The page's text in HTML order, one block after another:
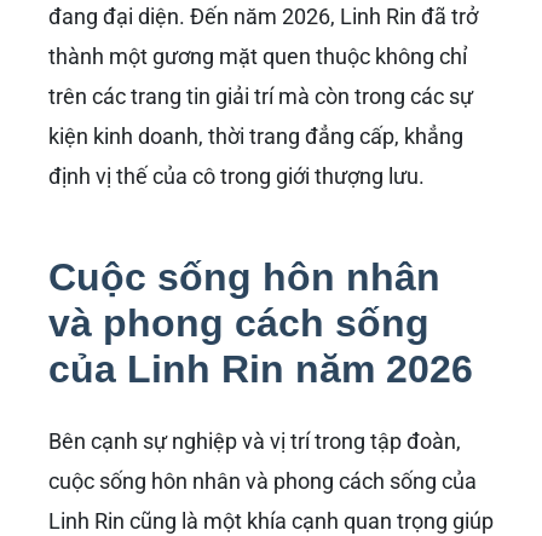
đang đại diện. Đến năm 2026, Linh Rin đã trở
thành một gương mặt quen thuộc không chỉ
trên các trang tin giải trí mà còn trong các sự
kiện kinh doanh, thời trang đẳng cấp, khẳng
định vị thế của cô trong giới thượng lưu.
Cuộc sống hôn nhân
và phong cách sống
của Linh Rin năm 2026
Bên cạnh sự nghiệp và vị trí trong tập đoàn,
cuộc sống hôn nhân và phong cách sống của
Linh Rin cũng là một khía cạnh quan trọng giúp